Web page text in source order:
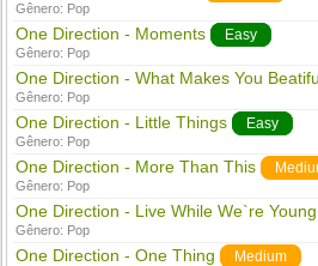
Gênero: Pop
One Direction - Moments Easy
Gênero: Pop
One Direction - What Makes You
Gênero: Pop
One Direction - Little Things Easy
Gênero: Pop
One Direction - More Than This
Gênero: Pop
One Direction - Live While We`re Young
Gênero: Pop
One Direction - One Thing Medium